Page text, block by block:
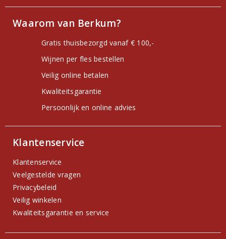
Waarom van Berkum?
Gratis thuisbezorgd vanaf € 100,-
Wijnen per fles bestellen
Veilig online betalen
Kwaliteitsgarantie
Persoonlijk en online advies
Klantenservice
Klantenservice
Veelgestelde vragen
Privacybeleid
Veilig winkelen
Kwaliteitsgarantie en service